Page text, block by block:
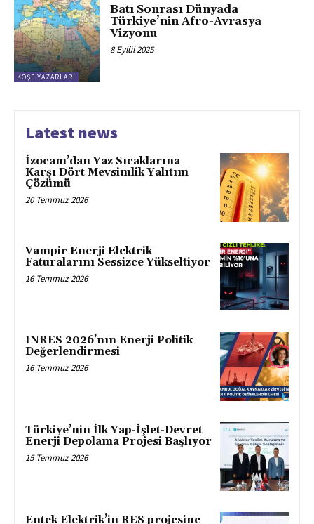
KÖŞE YAZARLARI
Batı Sonrası Dünyada
Türkiye’nin Afro-Avrasya
Vizyonu
8 Eylül 2025
Latest news
İzocam’dan Yaz Sıcaklarına
Karşı Dört Mevsimlik Yalıtım
Çözümü
20 Temmuz 2026
Vampir Enerji Elektrik
Faturalarını Sessizce Yükseltiyor
16 Temmuz 2026
INRES 2026’nın Enerji Politik
Değerlendirmesi
16 Temmuz 2026
Türkiye’nin İlk Yap-İşlet-Devret
Enerji Depolama Projesi Başlıyor
15 Temmuz 2026
Entek Elektrik’in RES projesine